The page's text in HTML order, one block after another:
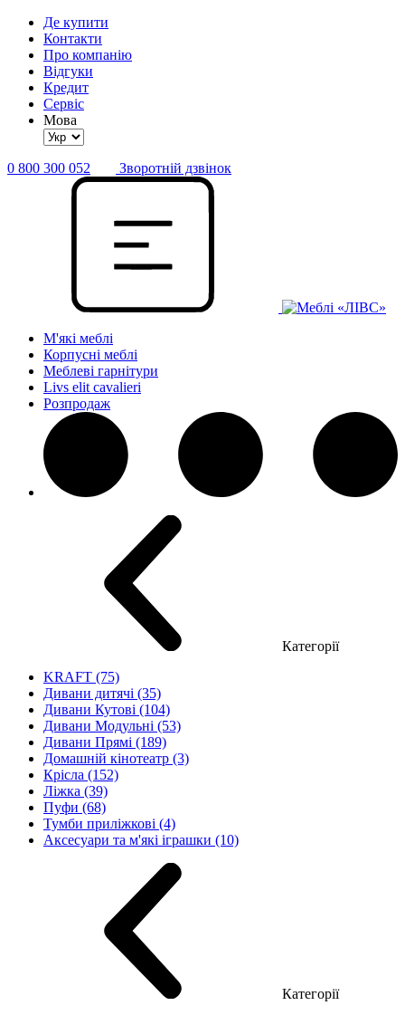
Де купити
Контакти
Про компанію
Відгуки
Кредит
Сервіс
Мова
0 800 300 052 Зворотній дзвінок
М'які меблі
Корпусні меблі
Меблеві гарнітури
Livs elit cavalieri
Розпродаж
Категорії
KRAFT (75)
Дивани дитячі (35)
Дивани Кутові (104)
Дивани Модульні (53)
Дивани Прямі (189)
Домашній кінотеатр (3)
Крісла (152)
Ліжка (39)
Пуфи (68)
Тумби приліжкові (4)
Аксесуари та м'які іграшки (10)
Категорії